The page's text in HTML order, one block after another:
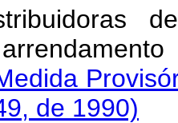
de 1990)